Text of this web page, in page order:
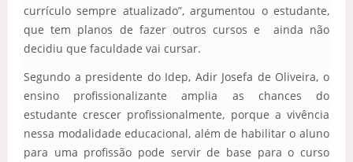
currículo sempre atualizado”, argumentou o estudante,
que tem planos de fazer outros cursos e ainda não
decidiu que faculdade vai cursar.
Segundo a presidente do Idep, Adir Josefa de Oliveira, o
ensino profissionalizante amplia as chances do
estudante crescer profissionalmente, porque a vivência
nessa modalidade educacional, além de habilitar o aluno
para uma profissão pode servir de base para o curso